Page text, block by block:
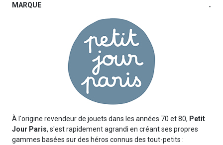
MARQUE -
À l'origine revendeur de jouets dans les années 70 et 80, Petit
Jour Paris, s'est rapidement agrandi en créant ses propres
gammes basées sur des héros connus des tout-petits :